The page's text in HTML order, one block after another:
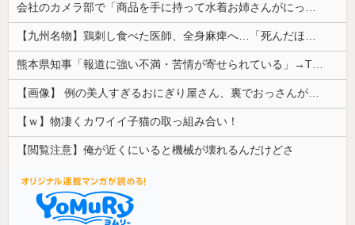
会社のカメラ部で「商品を手に持って水着お姉さんがにっこり」を撮影、だがお姉さんは素人アルバイトで親バレした結果……
【九州名物】鶏刺し食べた医師、全身麻痺へ…「死んだほうが良かったと思っていた」
熊本県知事「報道に強い不満・苦情が寄せられている」→TBSの報道特集がまさにそれな件
【画像】 例の美人すぎるおにぎり屋さん、裏でおっさんが握っていたｗｗｗｗｗｗｗｗｗｗｗｗｗｗｗｗｗ
【ｗ】物凄くカワイイ子猫の取っ組み合い！
【閲覧注意】俺が近くにいると機械が壊れるんだけどさ